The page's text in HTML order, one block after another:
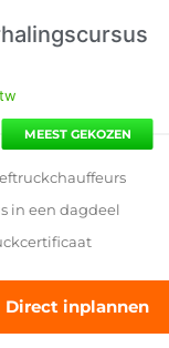
MEEST GEKOZEN
in een dagdeel
Direct inplannen